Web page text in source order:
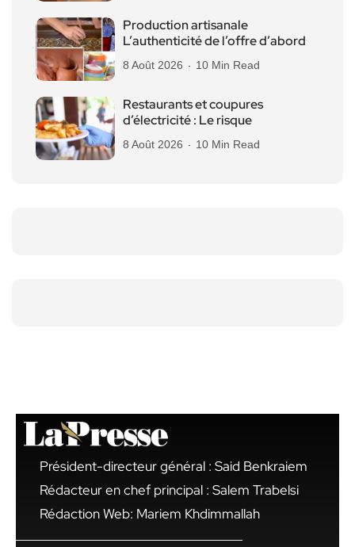
Production artisanale
L’authenticité de l’offre d’abord
8 Août 2026 10 Min Read
Restaurants et coupures
d’électricité : Le risque
8 Août 2026 10 Min Read
Président-directeur général : Said Benkraiem
Rédacteur en chef principal : Salem Trabelsi
Rédaction Web: Mariem Khdimmallah